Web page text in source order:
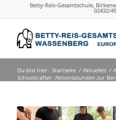
Betty-Reis-Gesamtschule,
02432/
Du bist hier: Startseite / Aktuelles /
Schoolcrafter: Aktionsstunden zur